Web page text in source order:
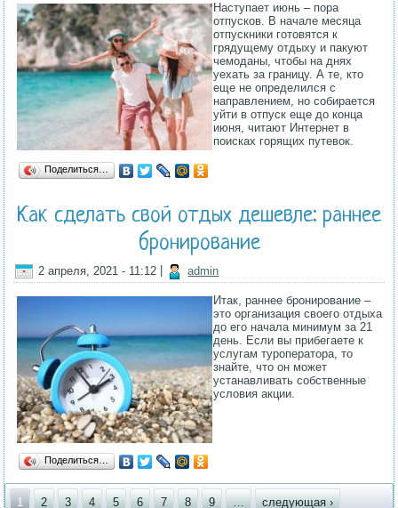
Наступает июнь – пора
отпусков. В начале месяца
отпускники готовятся к
грядущему отдыху и пакуют
чемоданы, чтобы на днях
уехать за границу. А те, кто
еще не определился с
направлением, но собирается
уйти в отпуск еще до конца
июня, читают Интернет в
поисках горящих путевок.
Поделиться…
Как сделать свой отдых дешевле: раннее
бронирование
2 апреля, 2021 - 11:12 admin
Итак, раннее бронирование –
это организация своего отдыха
до его начала минимум за 21
день. Если вы прибегаете к
услугам туроператора, то
знайте, что он может
устанавливать собственные
условия акции.
Поделиться…
Страницы
1 2 3 4 5 6 7 8 9 … следующая ›